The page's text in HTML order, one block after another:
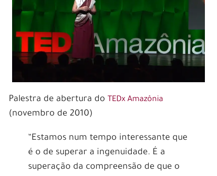
Palestra de abertura do TEDx Amazônia
(novembro de 2010)
“Estamos num tempo interessante que
é o de superar a ingenuidade. É a
superação da compreensão de que o